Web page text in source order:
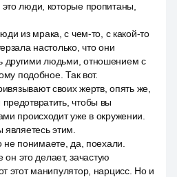
люди, которые пропитаны,
из мрака, с чем-то, с какой-то
настолько, что они
другими людьми, отношением с
подобное. Так вот.
своих жертв, опять же,
чтобы вы
происходит уже в окружении.
этим.
понимаете, да, поехали.
он это делает, зачастую
этот манипулятор, нарцисс. Но и